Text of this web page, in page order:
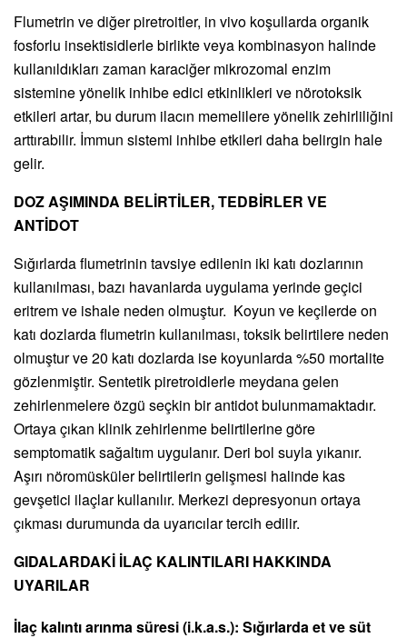
Flumetrin ve diğer piretroitler, in vivo koşullarda organik
fosforlu insektisidlerle birlikte veya kombinasyon halinde
kullanıldıkları zaman karaciğer mikrozomal enzim
sistemine yönelik inhibe edici etkinlikleri ve nörotoksik
etkileri artar, bu durum ilacın memelilere yönelik zehirliliğini
arttırabilir. İmmun sistemi inhibe etkileri daha belirgin hale
gelir.
DOZ AŞIMINDA BELİRTİLER, TEDBİRLER VE
ANTİDOT
Sığırlarda flumetrinin tavsiye edilenin iki katı dozlarının
kullanılması, bazı havanlarda uygulama yerinde geçici
eritrem ve ishale neden olmuştur. Koyun ve keçilerde on
katı dozlarda flumetrin kullanılması, toksik belirtilere neden
olmuştur ve 20 katı dozlarda ise koyunlarda %50 mortalite
gözlenmiştir. Sentetik piretroidlerle meydana gelen
zehirlenmelere özgü seçkin bir antidot bulunmamaktadır.
Ortaya çıkan klinik zehirlenme belirtilerine göre
semptomatik sağaltım uygulanır. Deri bol suyla yıkanır.
Aşırı nöromüsküler belirtilerin gelişmesi halinde kas
gevşetici ilaçlar kullanılır. Merkezi depresyonun ortaya
çıkması durumunda da uyarıcılar tercih edilir.
GIDALARDAKİ İLAÇ KALINTILARI HAKKINDA
UYARILAR
İlaç kalıntı arınma süresi (i.k.a.s.): Sığırlarda et ve süt